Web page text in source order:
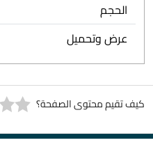
الحجم
عرض وتحميل
كيف تقيم محتوى الصفحة؟